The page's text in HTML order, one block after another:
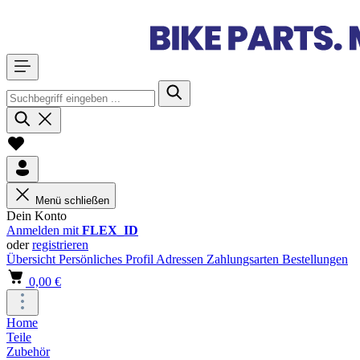
Menü schließen
Dein Konto
Anmelden mit FLEX_ID
oderregistrieren
Übersicht Persönliches Profil Adressen Zahlungsarten Bestellungen
0,00 €
Home
Teile
Zubehör